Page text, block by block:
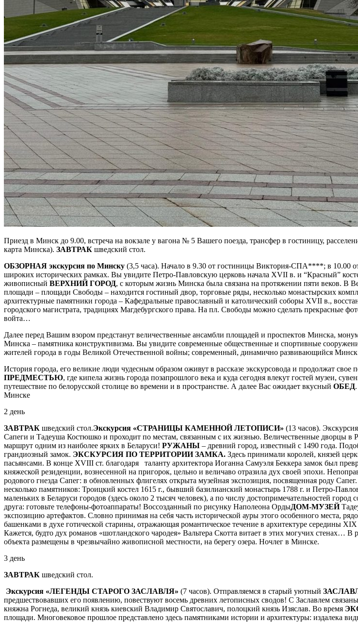
Приезд в Минск до 9.00, встреча на вокзале у вагона № 5 Вашего поезда, трансфер в гостиницу,
карта Минска). ЗАВТРАК шведский стол.
ОБЗОРНАЯ экскурсия по Минску (3,5 часа). Начало в 9.30 от гостиницы Виктория-СПА****; в 10.00
широких исторических рамках. Вы увидите Петро-Павловскую церковь начала ХVII в. и “Красный”
живописный ВЕРХНИЙ ГОРОД, с которым жизнь Минска была связана на протяжении пяти веков. В
площади – площади Свободы – находится гостиный двор, торговые ряды, несколько монастырских
архитектурные памятники города – Кафедральные православный и католический соборы ХVII в.,
городского магистрата, традициях Магдебургского права. На пл. Свободы можно сделать прекрасные
войта…
Далее перед Вашим взором предстанут величественные ансамбли площадей и проспектов Минска,
Минска – памятника конструктивизма. Вы увидите современные общественные и спортивные
жителей города в годы Великой Отечественной войны; современный, динамично развивающийся
История города, его великие люди чудесным образом оживут в рассказе экскурсовода и продолжат
ПРЕДМЕСТЬЮ, где кипела жизнь города позапрошлого века и куда сегодня влекут гостей музеи,
путешествие по белорусской столице во времени и в пространстве. А далее Вас ожидает вкусный ОБЕД
Минске
2 день
ЗАВТРАК шведский стол.Экскурсия «СТРАНИЦЫ КАМЕННОЙ ЛЕТОПИСИ» (13 часов).
Сапеги и Тадеуша Костюшко и прохо­дит по местам, связанным с их жизнью. Величественные дворцы в
маршрут одним из наиболее ярких в Белару­си! РУЖАНЫ – древний город, известный с 1490 года.
грандиозный замок. ЭКСКУРСИЯ ПО ТЕРРИТОРИИ ЗАМКА. Здесь принимали королей, князей
пасьянсами. В конце XVIII ст. благодаря таланту архитектора Иоганна Самуэля Беккера замок был
княжеской резиденции, вознесенной на пригорок, цельно и величаво отразила дух своей эпохи.
родового гнезда Сапег: в обновленных флигелях открыта музейная экспозиция, посвященная роду Сапег.
несколько памятников: Троицкий костел 1615 г., бывший базилианский монастырь 1788 г. и Петро-
маленьких в Беларуси городов (здесь около 2 тысяч человек), а по числу достопримечательностей
друга: готовьте телефоны-фотоаппараты! Воссозданный по рисунку Наполеона ОрдыДОМ-МУЗЕЙ
экспозицию артефактов. Словно принимая на себя часть исторической ауры этого особенного места,
башенками в духе готической старины, отражающая романтическое течение в архитектуре середины
Кажется, будто дух романов «шотландского чародея» Вальтера Скотта витает в этих могучих стенах… В
объекта размещены в чрезвычайно живописной местности, на берегу озера. Ночлег в Минске.
3 день
ЗАВТРАК шведский стол.
Экскурсия «ЛЕГЕНДЫ СТАРОГО ЗАСЛАВЛЯ» (7 часов). Отправляемся в старый уютный
предшествовавших его появлению, повествуют восемь древних летописных сводов! С Заславлем
княжна Рогнеда, великий князь киевский Владимир Святославич, полоцкий князь Изяслав. Во время
площади. Многовековое прошлое представлено здесь памятниками истории и архитектуры: издалека